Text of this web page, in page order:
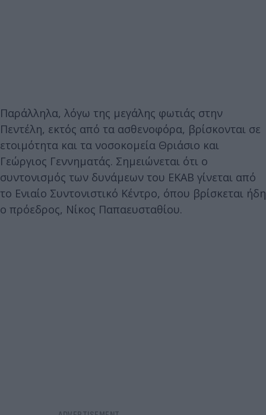
Παράλληλα, λόγω της μεγάλης φωτιάς στην
Πεντέλη, εκτός από τα ασθενοφόρα, βρίσκονται σε
ετοιμότητα και τα νοσοκομεία Θριάσιο και
Γεώργιος Γεννηματάς. Σημειώνεται ότι ο
συντονισμός των δυνάμεων του ΕΚΑΒ γίνεται από
το Ενιαίο Συντονιστικό Κέντρο, όπου βρίσκεται ήδη
ο πρόεδρος, Νίκος Παπαευσταθίου.